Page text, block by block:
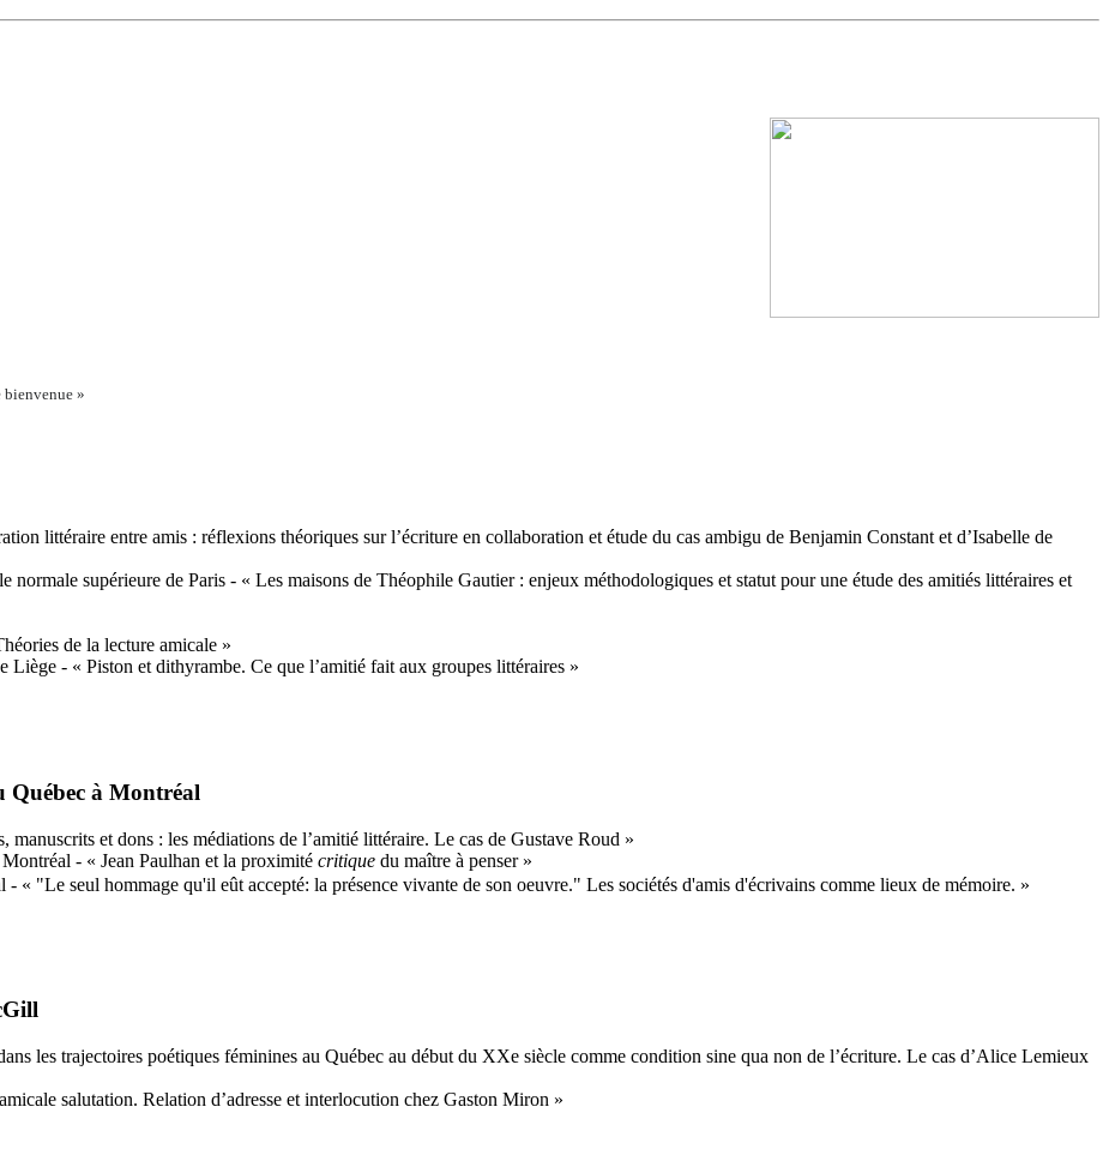
»
littéraire entre amis : réflexions théoriques sur l’écriture en collaboration et étude du cas ambigu de Benjamin Constant et d’Isabelle de
supérieure de Paris - « Les maisons de Théophile Gautier : enjeux méthodologiques et statut pour une étude des amitiés littéraires et
de la lecture amicale »
- « Piston et dithyrambe. Ce que l’amitié fait aux groupes littéraires »
Québec à Montréal
et dons : les médiations de l’amitié littéraire. Le cas de Gustave Roud »
- « Jean Paulhan et la proximité critique du maître à penser »
"Le seul hommage qu'il eût accepté: la présence vivante de son oeuvre." Les sociétés d'amis d'écrivains comme lieux de mémoire. »
les trajectoires poétiques féminines au Québec au début du XXe siècle comme condition sine qua non de l’écriture. Le cas d’Alice Lemieux
salutation. Relation d’adresse et interlocution chez Gaston Miron »